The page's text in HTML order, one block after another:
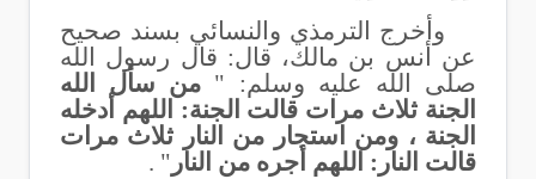
وأخرج الترمذي والنسائي بسند صحيح
عن أنس بن مالك، قال: قال رسول الله
صلى الله عليه وسلم: " من سأل الله
الجنة ثلاث مرات قالت الجنة: اللهم أدخله
الجنة ، ومن استجار من النار ثلاث مرات
قالت النار: اللهم أجره من النار " .